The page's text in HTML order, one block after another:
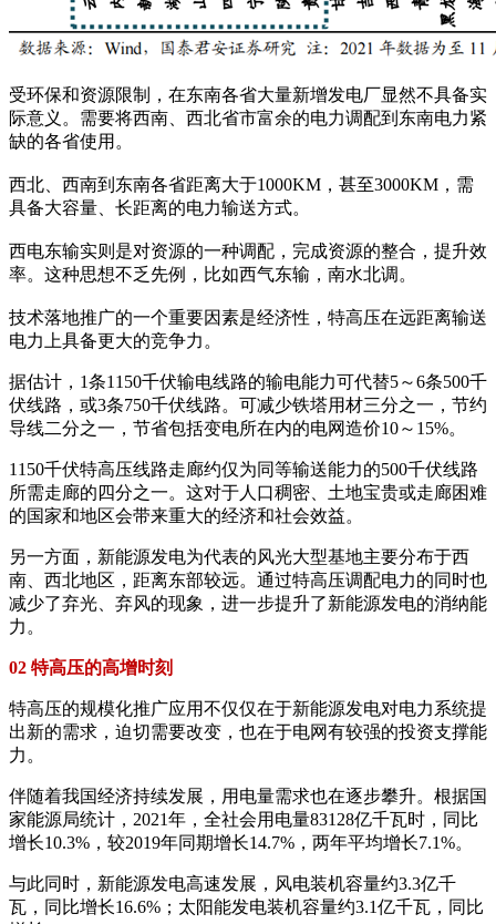
受环保和资源限制，在东南各省大量新增发电厂显然不具备实
际意义。需要将西南、西北省市富余的电力调配到东南电力紧
缺的各省使用。
西北、西南到东南各省距离大于1000KM，甚至3000KM，需
具备大容量、长距离的电力输送方式。
西电东输实则是对资源的一种调配，完成资源的整合，提升效
率。这种思想不乏先例，比如西气东输，南水北调。
技术落地推广的一个重要因素是经济性，特高压在远距离输送
电力上具备更大的竞争力。
据估计，1条1150千伏输电线路的输电能力可代替5～6条500千
伏线路，或3条750千伏线路。可减少铁塔用材三分之一，节约
导线二分之一，节省包括变电所在内的电网造价10～15%。
1150千伏特高压线路走廊约仅为同等输送能力的500千伏线路
所需走廊的四分之一。这对于人口稠密、土地宝贵或走廊困难
的国家和地区会带来重大的经济和社会效益。
另一方面，新能源发电为代表的风光大型基地主要分布于西
南、西北地区，距离东部较远。通过特高压调配电力的同时也
减少了弃光、弃风的现象，进一步提升了新能源发电的消纳能
力。
02 特高压的高增时刻
特高压的规模化推广应用不仅仅在于新能源发电对电力系统提
出新的需求，迫切需要改变，也在于电网有较强的投资支撑能
力。
伴随着我国经济持续发展，用电量需求也在逐步攀升。根据国
家能源局统计，2021年，全社会用电量83128亿千瓦时，同比
增长10.3%，较2019年同期增长14.7%，两年平均增长7.1%。
与此同时，新能源发电高速发展，风电装机容量约3.3亿千
瓦，同比增长16.6%；太阳能发电装机容量约3.1亿千瓦，同比